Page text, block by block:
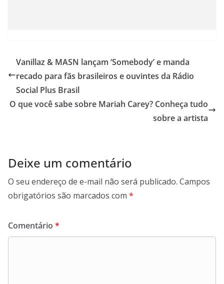
Vanillaz & MASN lançam ‘Somebody’ e manda
recado para fãs brasileiros e ouvintes da Rádio
Social Plus Brasil
O que você sabe sobre Mariah Carey? Conheça tudo
sobre a artista
Deixe um comentário
O seu endereço de e-mail não será publicado. Campos
obrigatórios são marcados com *
Comentário *